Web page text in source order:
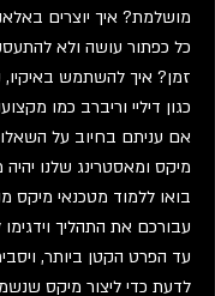
מושלמת? איך יוצרים
כל כפתור עושה ולא
זמן? איך להשתמש
כגון דיליי וריברב כמו
אם עניתם בחיוב על
מיקס ומאסטרינג שלנו
בואו ללמוד מטכנאי מיקס
עבורכם את התהליך
עד הפרט הקטן ביותר,
לדעת כדי ליצור מיקס